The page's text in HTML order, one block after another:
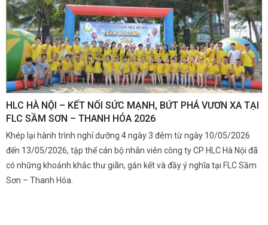
HLC HÀ NỘI – KẾT NỐI SỨC MẠNH, BỨT PHÁ VƯƠN XA TẠI
FLC SẦM SƠN – THANH HÓA 2026
Khép lại hành trình nghỉ dưỡng 4 ngày 3 đêm từ ngày 10/05/2026
đến 13/05/2026, tập thể cán bộ nhân viên công ty CP HLC Hà Nội đã
có những khoảnh khắc thư giãn, gắn kết và đầy ý nghĩa tại FLC Sầm
Sơn – Thanh Hóa.